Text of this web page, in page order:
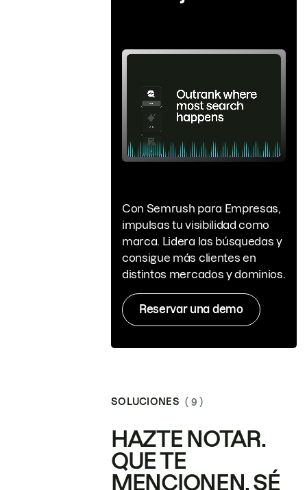
Con Semrush para Empresas,
impulsas tu visibilidad como
marca. Lidera las búsquedas y
consigue más clientes en
distintos mercados y dominios.
Reservar una demo
SOLUCIONES ( 9 )
HAZTE NOTAR.
QUE TE
MENCIONEN. SÉ